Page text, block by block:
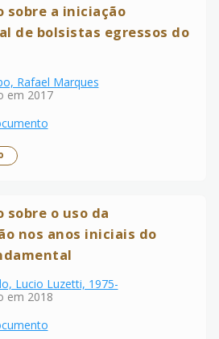
sobre a iniciação
de bolsistas egressos do
Rafael Marques
em 2017
sobre o uso da
nos anos iniciais do
Lucio Luzetti, 1975-
em 2018